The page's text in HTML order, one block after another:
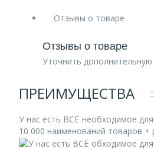
Отзывы о товаре
Отзывы о товаре
Уточнить
ПРЕИМУЩЕСТВА
У нас есть ВСЁ необходимое
10 000 наименований товаров +